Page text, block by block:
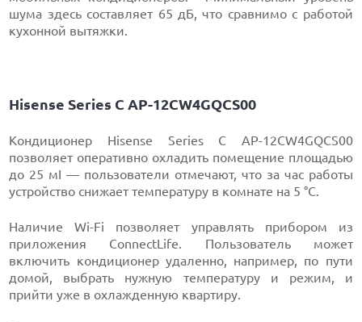
шума здесь составляет 65 дБ, что сравнимо с работой
кухонной вытяжки.
Hisense Series С AP-12CW4GQCS00
Кондиционер Hisense Series С AP-12CW4GQCS00
позволяет оперативно охладить помещение площадью
до 25 мІ — пользователи отмечают, что за час работы
устройство снижает температуру в комнате на 5 °C.
Наличие Wi-Fi позволяет управлять прибором из
приложения ConnectLife. Пользователь может
включить кондиционер удаленно, например, по пути
домой, выбрать нужную температуру и режим, и
прийти уже в охлажденную квартиру.